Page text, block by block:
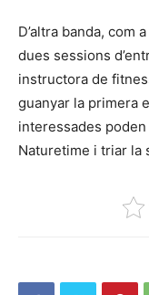
D’altra banda, com
dues sessions
instructora de
guanyar la primera
interessades
Naturetime i triar la